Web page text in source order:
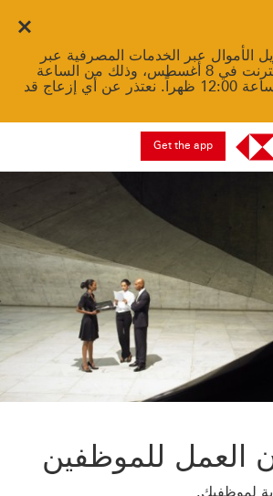
الأموال عبر الخدمات المصرفية عبر
الهاتف المحمول والإنترنت في 8 أغسطس، وذلك من الساعة
1:00 صباحاً وحتى الساعة 12:00 ظهراً. نعتذر عن أي إزعاج قد
Get the app
العمل للموظفين
لموظفيك.